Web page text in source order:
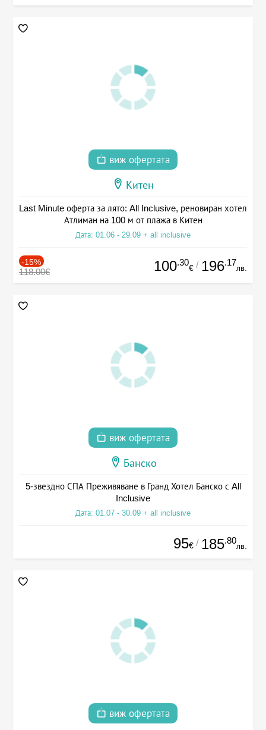
виж офертата
Китен
Last Minute оферта за лято: All Inclusive, реновиран хотел
Атлиман на 100 м от плажа в Китен
Дата: 01.06 - 29.09 + all inclusive
-15%
118.00€ 100.30
€ / 196.17
лв.
виж офертата
Банско
5-звездно СПА Преживяване в Гранд Хотел Банско с All
Inclusive
Дата: 01.07 - 30.09 + all inclusive
95€ / 185.80
лв.
виж офертата